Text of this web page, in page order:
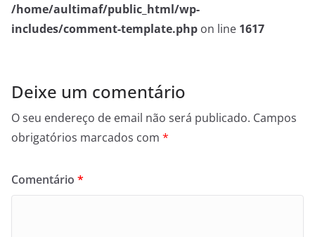
/home/aultimaf/public_html/wp-
includes/comment-template.php on line 1617
Deixe um comentário
O seu endereço de email não será publicado. Campos
obrigatórios marcados com *
Comentário *